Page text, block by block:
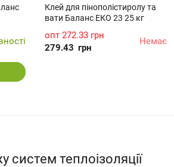
Клей для пінополістиролу та
вати Баланс ЕКО 23 25 кг
опт272.33 грн
279.43 грн
Немає
теплоізоляції